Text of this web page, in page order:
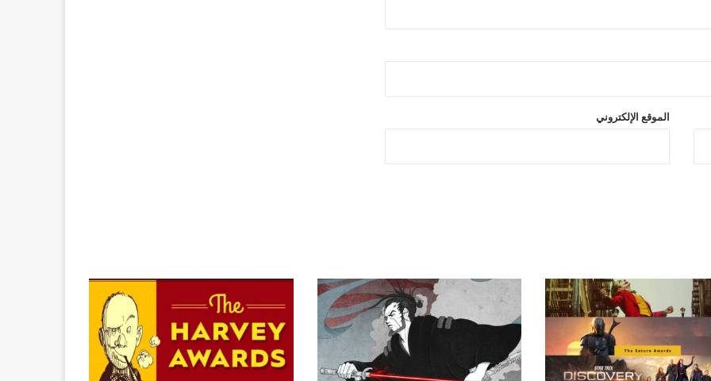
رعب وجريمة وفوضى في سلسلة
Remender و Steve Epting
الموقع الإلكتروني